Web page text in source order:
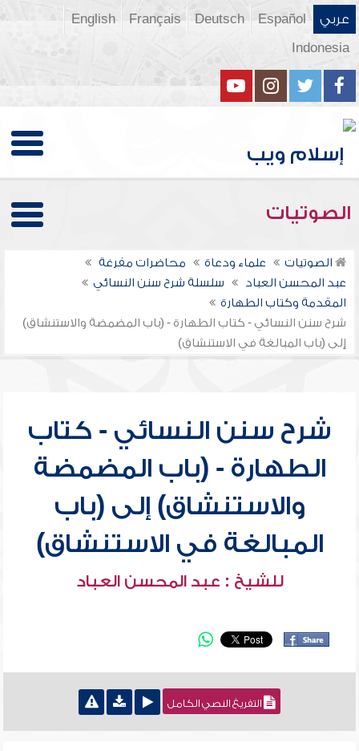
عربي Español
Deutsch
Français
English
Indonesia
الصوتيات
الصوتيات علماء ودعاة
محاضرات مفرغة
عبد المحسن العباد
سلسلة شرح سنن النسائي
المقدمة وكتاب الطهارة
شرح سنن النسائي - كتاب الطهارة - (باب المضمضة والاستنشاق)
إلى (باب المبالغة في الاستنشاق)
شرح سنن النسائي - كتاب
الطهارة - (باب المضمضة
والاستنشاق) إلى (باب
المبالغة في الاستنشاق)
للشيخ : عبد المحسن العباد
التفريغ النصي الكامل